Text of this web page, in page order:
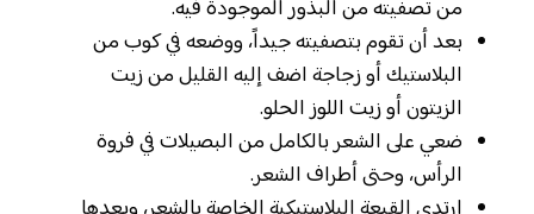
من تصفيته من البذور الموجودة فيه.
بعد أن تقوم بتصفيته جيداً، ووضعه في كوب من
البلاستيك أو زجاجة اضف إليه القليل من زيت
الزيتون أو زيت اللوز الحلو.
ضعي على الشعر بالكامل من البصيلات في فروة
الرأس، وحتى أطراف الشعر.